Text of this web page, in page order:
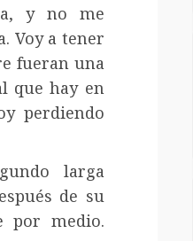
y no me
Voy a tener
fueran una
que hay en
perdiendo
larga
de su
por medio.